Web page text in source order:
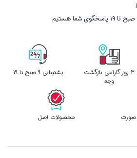
3 روز گارانتی بازگشت
وجه
پشتیبانی 9 صبح تا 19
صورت
محصولات اصل